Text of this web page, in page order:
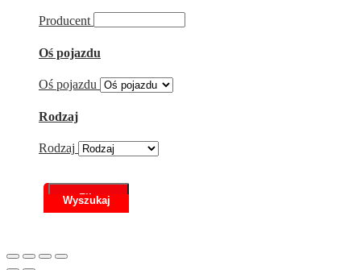
Producent
Oś pojazdu
Oś pojazdu
Rodzaj
Rodzaj
Filtr
Scroll
to